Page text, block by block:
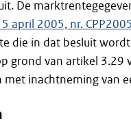
De
5 april 2005, nr.
die in dat besluit
grond van artikel 3.29
inachtneming van